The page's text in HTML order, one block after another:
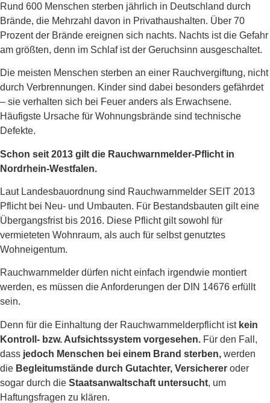
Rund 600 Menschen sterben jährlich in Deutschland durch
Brände, die Mehrzahl davon in Privathaushalten. Über 70
Prozent der Brände ereignen sich nachts. Nachts ist die Gefahr
am größten, denn im Schlaf ist der Geruchsinn ausgeschaltet.
Die meisten Menschen sterben an einer Rauchvergiftung, nicht
durch Verbrennungen. Kinder sind dabei besonders gefährdet
– sie verhalten sich bei Feuer anders als Erwachsene.
Häufigste Ursache für Wohnungsbrände sind technische
Defekte.
Schon seit 2013 gilt die Rauchwarnmelder-Pflicht in
Nordrhein-Westfalen.
Laut Landesbauordnung sind Rauchwarnmelder SEIT 2013
Pflicht bei Neu- und Umbauten. Für Bestandsbauten gilt eine
Übergangsfrist bis 2016. Diese Pflicht gilt sowohl für
vermieteten Wohnraum, als auch für selbst genutztes
Wohneigentum.
Rauchwarnmelder dürfen nicht einfach irgendwie montiert
werden, es müssen die Anforderungen der DIN 14676 erfüllt
sein.
Denn für die Einhaltung der Rauchwarnmelderpflicht ist kein
Kontroll- bzw. Aufsichtssystem vorgesehen. Für den Fall,
dass jedoch Menschen bei einem Brand sterben, werden
die Begleitumstände durch Gutachter, Versicherer oder
sogar durch die Staatsanwaltschaft untersucht, um
Haftungsfragen zu klären.